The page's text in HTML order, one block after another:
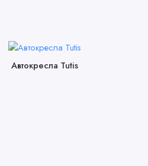
Автокресла Tutis